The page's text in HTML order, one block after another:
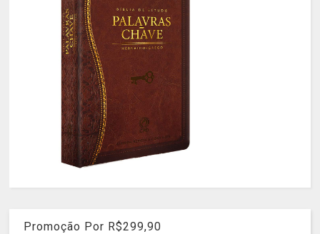
Promoção Por R$299,90